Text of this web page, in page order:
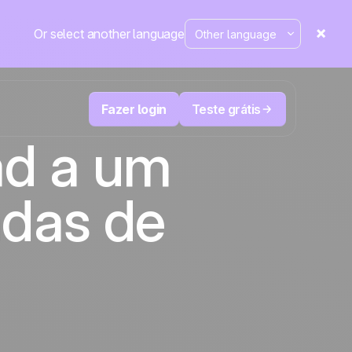
Or select another language
Fazer login Teste grátis
e-
User
A plataforma de CRM e automação de
marketing
Televendas e telemarketing
Acompanhe cada ligação, priorize os
leads certos e não perca o controle.
Positive
em
a um
de